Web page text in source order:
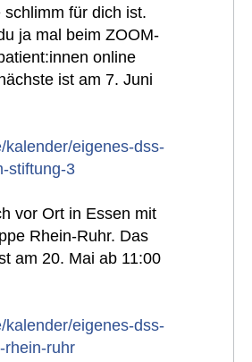
für dich ist.
ja mal beim ZOOM-
online
ist am 7. Juni
kalender/eigenes-dss-
stiftung-3
vor Ort in Essen mit
Rhein-Ruhr. Das
am 20. Mai ab 11:00
kalender/eigenes-dss-
rhein-ruhr